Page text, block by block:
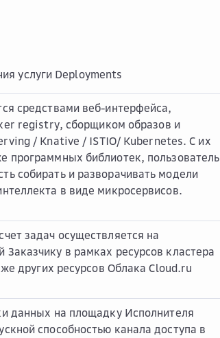
услуги Deployments
средствами веб-интерфейса,
registry, сборщиком образов и
/ Knative / ISTIO/ Kubernetes. С их
программных библиотек, пользователь
собирать и разворачивать модели
в виде микросервисов.
задач осуществляется на
Заказчику в рамках ресурсов кластера
других ресурсов Облака Cloud.ru
данных на площадку Исполнителя
способностью канала доступа в